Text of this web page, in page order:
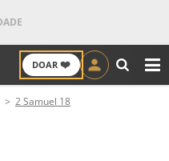
DOAR ❤️
2 Samuel 18